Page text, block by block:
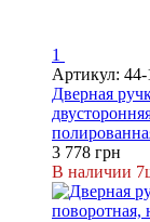
1
Артикул: 44-
Дверная
3 778 грн
В наличии